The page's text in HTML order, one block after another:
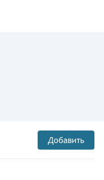
Добавить